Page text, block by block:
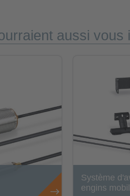
aussi vous
Système
engins